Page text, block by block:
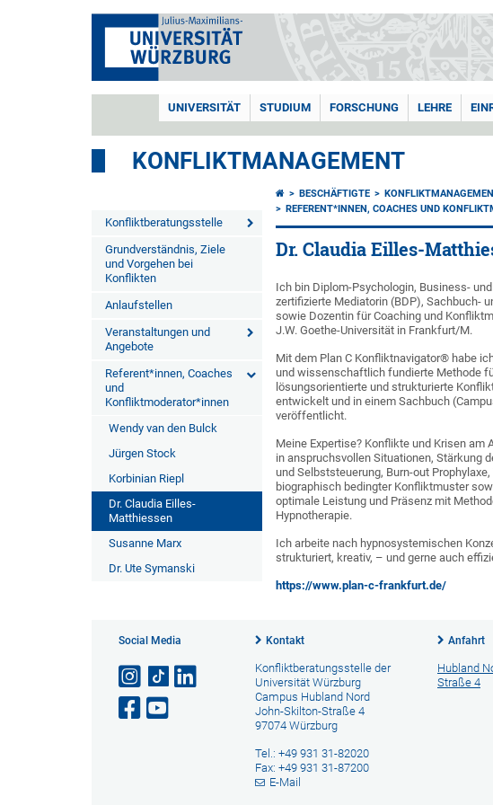
UNIVERSITÄT STUDIUM FORSCHUNG LEHRE
KONFLIKTMANAGEMENT
Konfliktberatungsstelle
Grundverständnis, Ziele
und Vorgehen bei
Konflikten
Anlaufstellen
Veranstaltungen und
Angebote
Referent*innen, Coaches
und
Konfliktmoderator*innen
Wendy van den Bulck
Jürgen Stock
Korbinian Riepl
Dr. Claudia Eilles-
Matthiessen
Susanne Marx
Dr. Ute Symanski
BESCHÄFTIGTE
REFERENT*INNEN, COACHES UND
Dr. Claudia Eilles-
Ich bin Diplom-Psychologin, Business-
zertifizierte Mediatorin (BDP), Sachbuch-
sowie Dozentin für Coaching und
J.W. Goethe-Universität in Frankfurt/M.
Mit dem Plan C Konfliktnavigator® habe
und wissenschaftlich fundierte Methode
lösungsorientierte und strukturierte
entwickelt und in einem Sachbuch
veröffentlicht.
Meine Expertise? Konflikte und Krisen am
in anspruchsvollen Situationen, Stärkung
und Selbststeuerung, Burn-out
biographisch bedingter Konfliktmuster
optimale Leistung und Präsenz mit
Hypnotherapie.
Ich arbeite nach hypnosystemischen
strukturiert, kreativ, – und gerne auch
https://www.plan-c-frankfurt.de/
Social Media Kontakt
Konfliktberatungsstelle der
Universität Würzburg
Campus Hubland Nord
John-Skilton-Straße 4
97074 Würzburg
Tel.: +49 931 31-82020
Fax: +49 931 31-87200
E-Mail
Anfahrt
Hubland
Straße 4